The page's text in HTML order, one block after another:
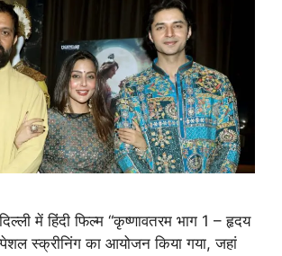
में हिंदी फिल्म “कृष्णावतरम भाग 1 – हृदय
स्क्रीनिंग का आयोजन किया गया, जहां